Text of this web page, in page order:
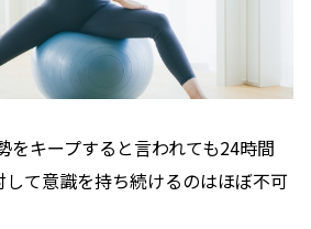
をキープすると言われても24時間
て意識を持ち続けるのはほぼ不可